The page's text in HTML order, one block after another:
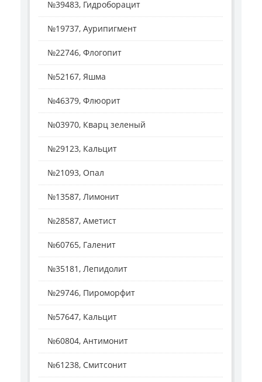
№39483, Гидроборацит
№19737, Аурипигмент
№22746, Флогопит
№52167, Яшма
№46379, Флюорит
№03970, Кварц зеленый
№29123, Кальцит
№21093, Опал
№13587, Лимонит
№28587, Аметист
№60765, Галенит
№35181, Лепидолит
№29746, Пироморфит
№57647, Кальцит
№60804, Антимонит
№61238, Смитсонит